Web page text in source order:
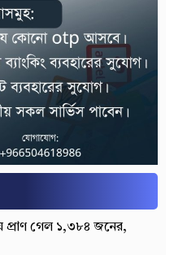
প্রাণ গেল ১,৩৮৪ জনের,